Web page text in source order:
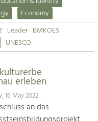
Economy
Leader BMKOES
UNESCO
erleben
16 May 2022
an das